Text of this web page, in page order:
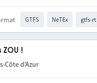
GTFS NeTEx gtfs-rt
ZOU !
Côte d’Azur